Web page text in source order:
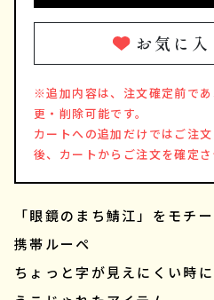
お気に
※追加内容は、注文確定前で
更・削除可能です。
カートへの追加だけではご注
後、カートからご注文を確定さ
「眼鏡のまち鯖江」をモチ
携帯ルーペ
ちょっと字が見えにくい時